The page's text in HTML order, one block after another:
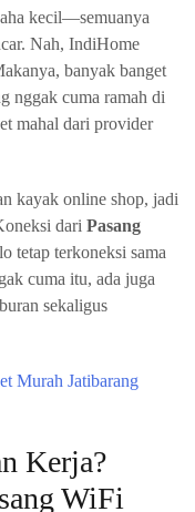
kecil—semuanya
Nah, IndiHome
banyak banget
nggak cuma ramah di
mahal dari provider
kayak online shop, jadi
dari Pasang
tetap terkoneksi sama
cuma itu, ada juga
sekaligus
Kerja?
WiFi